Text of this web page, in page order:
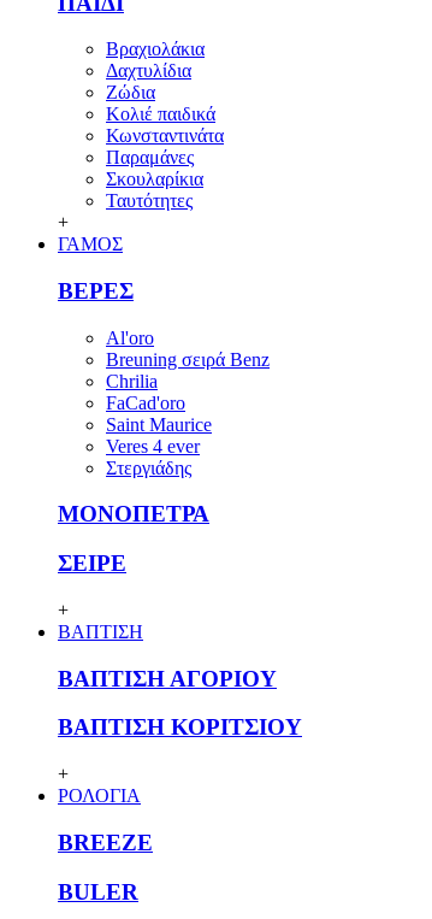
Βραχιολάκια
Δαχτυλίδια
Ζώδια
Κολιέ παιδικά
Κωνσταντινάτα
Παραμάνες
Σκουλαρίκια
Ταυτότητες
+
ΓΑΜΟΣ
ΒΕΡΕΣ
Al'oro
Breuning σειρά Benz
Chrilia
FaCad'oro
Saint Maurice
Veres 4 ever
Στεργιάδης
ΜΟΝΟΠΕΤΡΑ
ΣΕΙΡΕ
+
ΒΑΠΤΙΣΗ
ΒΑΠΤΙΣΗ ΑΓΟΡΙΟΥ
ΒΑΠΤΙΣΗ ΚΟΡΙΤΣΙΟΥ
+
ΡΟΛΟΓΙΑ
BREEZE
BULER